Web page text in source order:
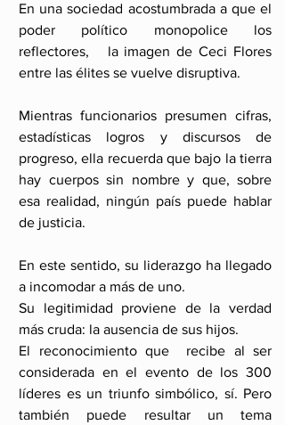
En una sociedad acostumbrada a que el
poder político monopolice los
reflectores,   la imagen de Ceci Flores
entre las élites se vuelve disruptiva.
Mientras funcionarios presumen cifras,
estadísticas logros y discursos de
progreso, ella recuerda que bajo la tierra
hay cuerpos sin nombre y que, sobre
esa realidad, ningún país puede hablar
de justicia.
En este sentido, su liderazgo ha llegado
a incomodar a más de uno.
Su legitimidad proviene de la verdad
más cruda: la ausencia de sus hijos.
El reconocimiento que  recibe al ser
considerada en el evento de los 300
líderes es un triunfo simbólico, sí. Pero
también puede resultar un tema